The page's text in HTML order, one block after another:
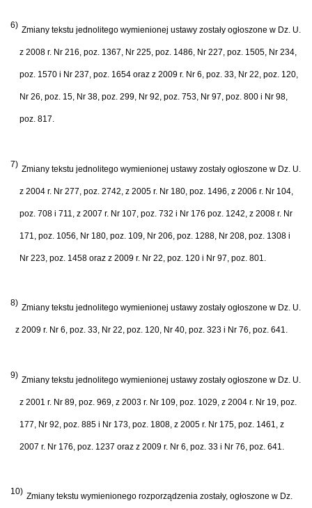
6) Zmiany tekstu jednolitego wymienionej ustawy zostały ogłoszone w Dz. U.
z 2008 r. Nr 216, poz. 1367, Nr 225, poz. 1486, Nr 227, poz. 1505, Nr 234,
poz. 1570 i Nr 237, poz. 1654 oraz z 2009 r. Nr 6, poz. 33, Nr 22, poz. 120,
Nr 26, poz. 15, Nr 38, poz. 299, Nr 92, poz. 753, Nr 97, poz. 800 i Nr 98,
poz. 817.
7) Zmiany tekstu jednolitego wymienionej ustawy zostały ogłoszone w Dz. U.
z 2004 r. Nr 277, poz. 2742, z 2005 r. Nr 180, poz. 1496, z 2006 r. Nr 104,
poz. 708 i 711, z 2007 r. Nr 107, poz. 732 i Nr 176 poz. 1242, z 2008 r. Nr
171, poz. 1056, Nr 180, poz. 109, Nr 206, poz. 1288, Nr 208, poz. 1308 i
Nr 223, poz. 1458 oraz z 2009 r. Nr 22, poz. 120 i Nr 97, poz. 801.
8) Zmiany tekstu jednolitego wymienionej ustawy zostały ogłoszone w Dz. U.
z 2009 r. Nr 6, poz. 33, Nr 22, poz. 120, Nr 40, poz. 323 i Nr 76, poz. 641.
9) Zmiany tekstu jednolitego wymienionej ustawy zostały ogłoszone w Dz. U.
z 2001 r. Nr 89, poz. 969, z 2003 r. Nr 109, poz. 1029, z 2004 r. Nr 19, poz.
177, Nr 92, poz. 885 i Nr 173, poz. 1808, z 2005 r. Nr 175, poz. 1461, z
2007 r. Nr 176, poz. 1237 oraz z 2009 r. Nr 6, poz. 33 i Nr 76, poz. 641.
10) Zmiany tekstu wymienionego rozporządzenia zostały, ogłoszone w Dz.